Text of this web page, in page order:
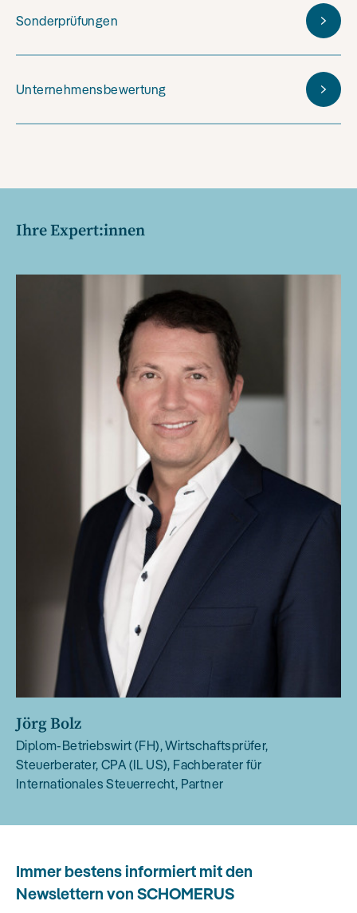
Sonderprüfungen
Unternehmensbewertung
Ihre Expert:innen
Jörg Bolz
Diplom-Betriebswirt (FH), Wirtschaftsprüfer,
Steuerberater, CPA (IL US), Fachberater für
Internationales Steuerrecht, Partner
Immer bestens informiert mit den
Newslettern von SCHOMERUS